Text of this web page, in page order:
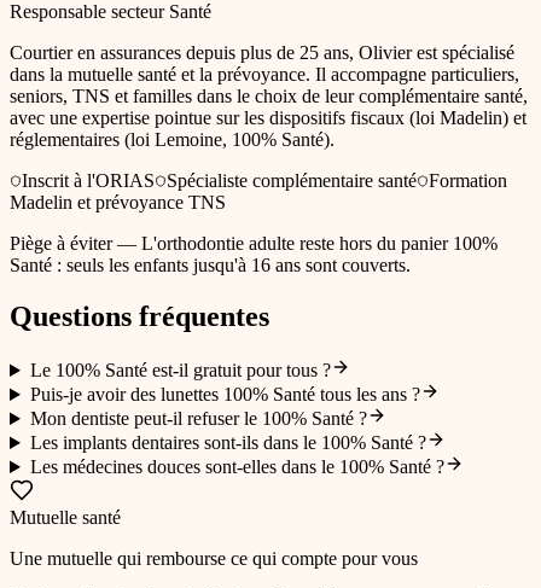
Responsable secteur Santé
Courtier en assurances depuis plus de 25 ans, Olivier est spécialisé
dans la mutuelle santé et la prévoyance. Il accompagne particuliers,
seniors, TNS et familles dans le choix de leur complémentaire santé,
avec une expertise pointue sur les dispositifs fiscaux (loi Madelin) et
réglementaires (loi Lemoine, 100% Santé).
Inscrit à l'ORIAS
Spécialiste complémentaire santé Formation
Madelin et prévoyance TNS
Piège à éviter — L'orthodontie adulte reste hors du panier 100%
Santé : seuls les enfants jusqu'à 16 ans sont couverts.
Questions fréquentes
Le 100% Santé est-il gratuit pour tous ?
Puis-je avoir des lunettes 100% Santé tous les ans ?
Mon dentiste peut-il refuser le 100% Santé ?
Les implants dentaires sont-ils dans le 100% Santé ?
Les médecines douces sont-elles dans le 100% Santé ?
Mutuelle santé
Une mutuelle qui rembourse ce qui compte pour vous